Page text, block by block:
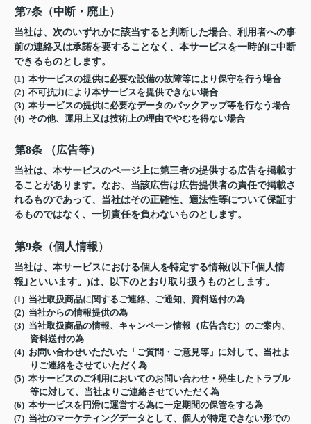
第7条（中断・廃止）
当社は、次のいずれかに該当すると判断した場合、利用者への事
前の連絡又は承諾を要することなく、本サービスを一時的に中断
できるものとします。
(1) 本サービスの提供に必要な設備の故障等により保守を行う場合
(2) 不可抗力により本サービスを提供できない場合
(3) 本サービスの提供に必要なデータのバックアップ等を行なう場合
(4) その他、運用上又は技術上の理由でやむを得ない場合
第8条 （広告等）
当社は、本サービスのページ上に第三者の提供する広告を掲載す
ることがあります。なお、当該広告は広告提供者の責任で掲載さ
れるものであって、当社はその正確性、適法性等について保証す
るものではなく、一切責任を負わないものとします。
第9条（個人情報）
当社は、本サービスにおける個人を特定する情報(以下｢個人情
報｣といいます。)は、以下のとおり取り扱うものとします。
(1) 当社取扱商品に関するご連絡、ご通知、資料送付の為
(2) 当社からの情報提供の為
(3) 当社取扱商品の情報、キャンペーン情報（広告含む）のご案内、
資料送付の為
(4) お問い合わせいただいた「ご質問・ご意見等」に対して、当社よ
りご連絡をさせていただく為
(5) 本サービスのご利用においてのお問い合わせ・発生したトラブル
等に対して、当社よりご連絡させていただく為
(6) 本サービスを円滑に運営する為に一定期間の保管をする為
(7) 当社のマーケティングデータとして、個人が特定できない形での